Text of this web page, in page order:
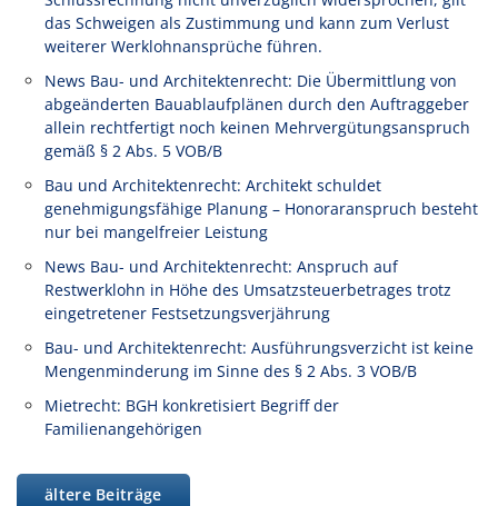
das Schweigen als Zustimmung und kann zum Verlust
weiterer Werklohnansprüche führen.
News Bau- und Architektenrecht: Die Übermittlung von
abgeänderten Bauablaufplänen durch den Auftraggeber
allein rechtfertigt noch keinen Mehrvergütungsanspruch
gemäß § 2 Abs. 5 VOB/B
Bau und Architektenrecht: Architekt schuldet
genehmigungsfähige Planung – Honoraranspruch besteht
nur bei mangelfreier Leistung
News Bau- und Architektenrecht: Anspruch auf
Restwerklohn in Höhe des Umsatzsteuerbetrages trotz
eingetretener Festsetzungsverjährung
Bau- und Architektenrecht: Ausführungsverzicht ist keine
Mengenminderung im Sinne des § 2 Abs. 3 VOB/B
Mietrecht: BGH konkretisiert Begriff der
Familienangehörigen
ältere Beiträge